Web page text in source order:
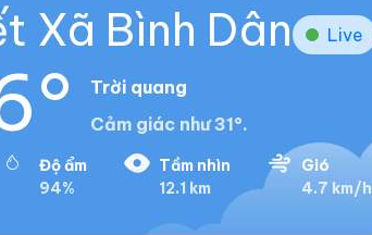
Xã Bình Dân Live
Trời quang
Cảm giác như 31°.
Độ ẩm
94%
Tầm nhìn
12.1 km
Gió
4.7 km/h